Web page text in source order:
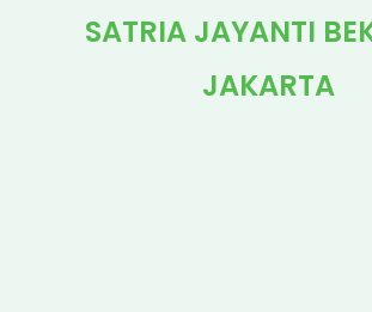
SATRIA JAYANTI
JAKARTA